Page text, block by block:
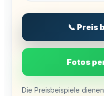
📞 Preis
Fotos
Die Preisbeispiele